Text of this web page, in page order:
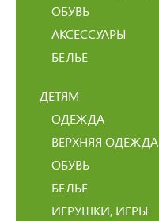
ОБУВЬ
АКСЕССУАРЫ
БЕЛЬЕ
ДЕТЯМ
ОДЕЖДА
ВЕРХНЯЯ ОДЕЖДА
ОБУВЬ
БЕЛЬЕ
ИГРУШКИ, ИГРЫ